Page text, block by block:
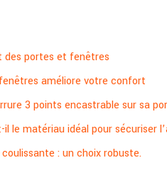
des portes et fenêtres
améliore votre confort
3 points encastrable sur sa
il le matériau idéal pour sécuriser
: un choix robuste.